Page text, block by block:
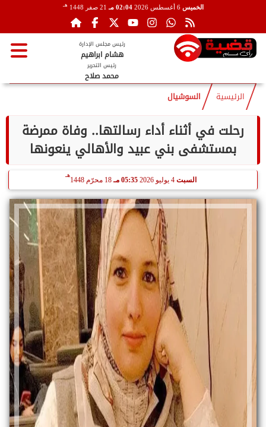
الخميس 6 أغسطس 2026 02:04 مـ 21 صفر 1448 هـ
رئيس مجلس الإدارة
هشام ابراهيم
رئيس التحرير
محمد صلاح
الرئيسية السوشيال
رحلت في أثناء أداء رسالتها.. وفاة ممرضة
بمستشفى بني عبيد والأهالي ينعونها
السبت 4 يوليو 2026 05:35 مـ 18 محرّم 1448
هـ